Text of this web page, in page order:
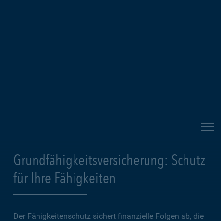
Grundfähigkeitsversicherung: Schutz
für Ihre Fähigkeiten
Der Fähigkeitenschutz sichert finanzielle Folgen ab, die